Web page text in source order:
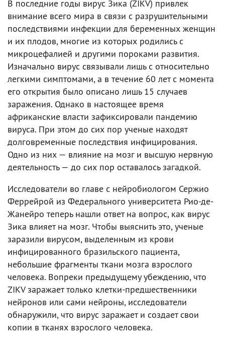
В последние годы вирус Зика (ZIKV) привлек
внимание всего мира в связи с разрушительными
последствиями инфекции для беременных женщин
и их плодов, многие из которых родились с
микроцефалией и другими пороками развития.
Изначально вирус связывали лишь с относительно
легкими симптомами, а в течение 60 лет с момента
его открытия было описано лишь 15 случаев
заражения. Однако в настоящее время
африканские власти зафиксировали пандемию
вируса. При этом до сих пор ученые находят
долговременные последствия инфицирования.
Одно из них — влияние на мозг и высшую нервную
деятельность — до сих пор оставалось загадкой.
Исследователи во главе с нейробиологом Сержио
Феррейрой из Федерального университета Рио-де-
Жанейро теперь нашли ответ на вопрос, как вирус
Зика влияет на мозг. Чтобы выяснить это, ученые
заразили вирусом, выделенным из крови
инфицированного бразильского пациента,
небольшие фрагменты ткани мозга взрослого
человека. Вопреки предыдущему убеждению, что
ZIKV заражает только клетки-предшественники
нейронов или сами нейроны, исследователи
обнаружили, что вирус заражает и создает свои
копии в тканях взрослого человека.